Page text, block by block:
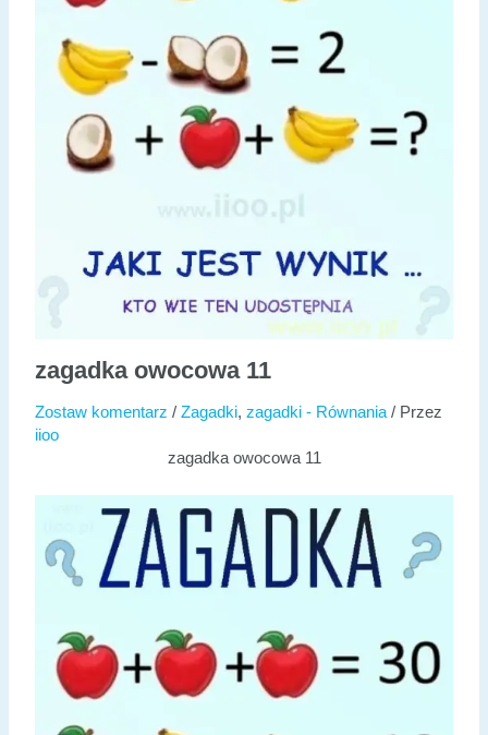
zagadka owocowa 11
Zostaw komentarz / Zagadki, zagadki - Równania/ Przez
iioo
zagadka owocowa 11